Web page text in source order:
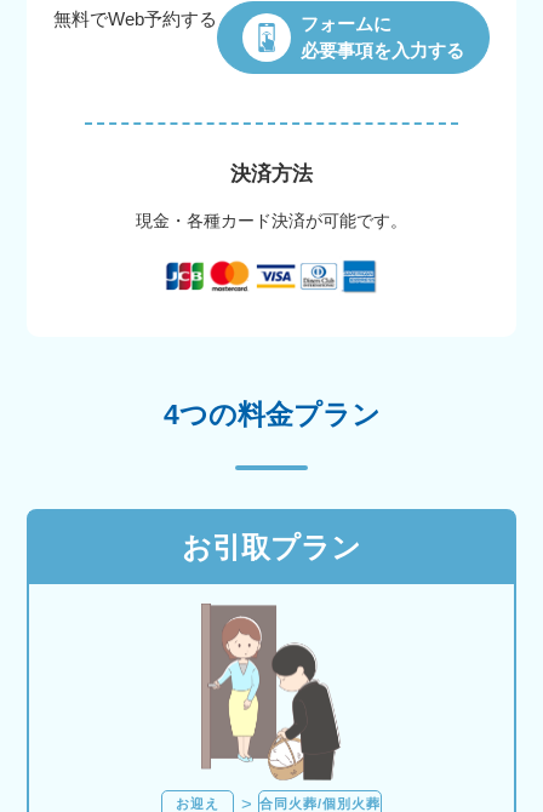
無料でWeb予約する
フォームに
必要事項を入力する
決済方法
現金・各種カード決済が可能です。
4つの料金プラン
お引取プラン
お迎え 合同火葬/個別火葬